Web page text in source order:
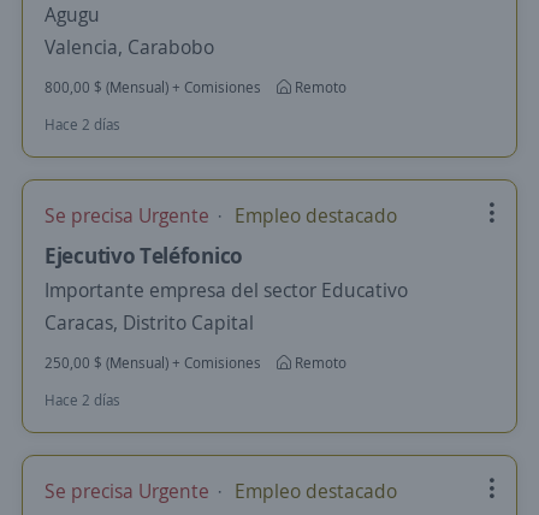
Agugu
Valencia, Carabobo
800,00 $ (Mensual) + Comisiones
Remoto
Hace 2 días
Se precisa Urgente Empleo destacado
Ejecutivo Teléfonico
Importante empresa del sector Educativo
Caracas, Distrito Capital
250,00 $ (Mensual) + Comisiones
Remoto
Hace 2 días
Se precisa Urgente Empleo destacado